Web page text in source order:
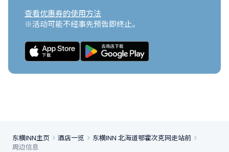
查看优惠券的使用方法
※活动可能不经事先预告即终止。
东横INN主页 酒店一览
东横INN 北海道鄂霍次克网走站前
周边信息